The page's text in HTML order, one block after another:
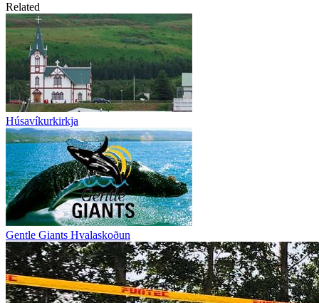
Related
Húsavíkurkirkja
Gentle Giants Hvalaskoðun